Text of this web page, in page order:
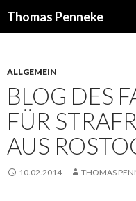
Thomas Penneke
ALLGEMEIN
BLOG DES
FÜR
AUS
10.02.2014 THOMAS